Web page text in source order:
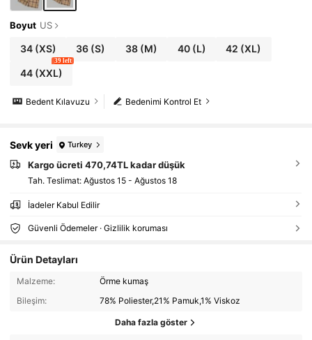
Boyut US
34(XS) 36 (S) 38(M) 40(L) 42 (XL)
44(XXL)
39 left
Bedenimi Kontrol Et
Bedent Kılavuzu
Sevk yeri Turkey
Kargo ücreti 470,74TL kadar düşük
Tah. Teslimat: Ağustos 15 - Ağustos 18
İadeler Kabul Edilir
Güvenli Ödemeler · Gizlilik koruması
Ürün Detayları
Malzeme:
Örme kumaş
Bileşim:
78% Poliester,21% Pamuk,1% Viskoz
Daha fazla göster